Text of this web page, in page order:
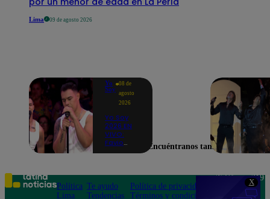
X
Lima 09 de agosto 2026
Yo
Soy
08 de
agosto
2026
Yo Soy
2026 EN
VIVO:
Favio
Ricky
Martin y
pone a
Encuéntranos también en
Política
Lima
Te ayudo
Tendencias
Política de privacidad
Términos y condiciones
Teléfono: 219
Av. San